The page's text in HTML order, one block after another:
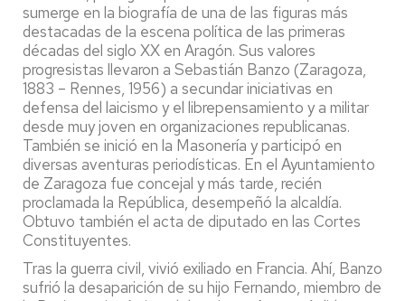
sumerge en la biografía de una de las figuras más
destacadas de la escena política de las primeras
décadas del siglo XX en Aragón. Sus valores
progresistas llevaron a Sebastián Banzo (Zaragoza,
1883 – Rennes, 1956) a secundar iniciativas en
defensa del laicismo y el librepensamiento y a militar
desde muy joven en organizaciones republicanas.
También se inició en la Masonería y participó en
diversas aventuras periodísticas. En el Ayuntamiento
de Zaragoza fue concejal y más tarde, recién
proclamada la República, desempeñó la alcaldía.
Obtuvo también el acta de diputado en las Cortes
Constituyentes.
Tras la guerra civil, vivió exiliado en Francia. Ahí, Banzo
sufrió la desaparición de su hijo Fernando, miembro de